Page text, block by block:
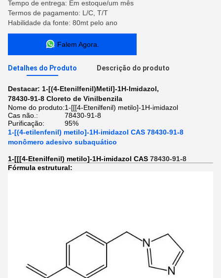
Tempo de entrega: Em estoque/um mês
Termos de pagamento: L/C, T/T
Habilidade da fonte: 80mt pelo ano
Falem Agora.
Detalhes do Produto Descrição do produto
Destacar: 1-[(4-Etenilfenil)Metil]-1H-Imidazol,
78430-91-8 Cloreto de Vinilbenzila
Nome do produto:1-[[[4-Etenilfenil) metilo]-1H-imidazol
Cas não.:
78430-91-8
Purificação:
95%
1-[(4-etilenfenil) metilo]-1H-imidazol CAS 78430-91-8
monômero adesivo subaquático
1-[[[4-Etenilfenil) metilo]-1H-imidazol CAS 78430-91-8
Fórmula estrutural: